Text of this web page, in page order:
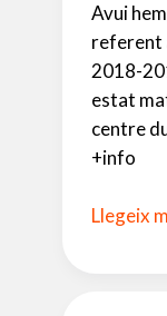
Avui
referent
2018-
estat
centre
+info
Matrícula
Llegeix